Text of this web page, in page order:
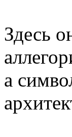
Здесь
а